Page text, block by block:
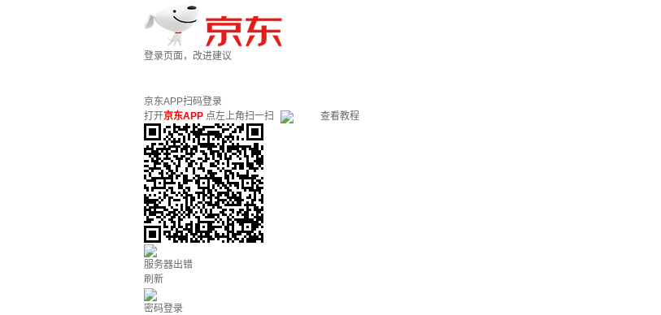
登录页面，改进建议
京东APP扫码登录
打开京东APP 点左上角扫一扫 查看教程
服务器出错
刷新
密码登录